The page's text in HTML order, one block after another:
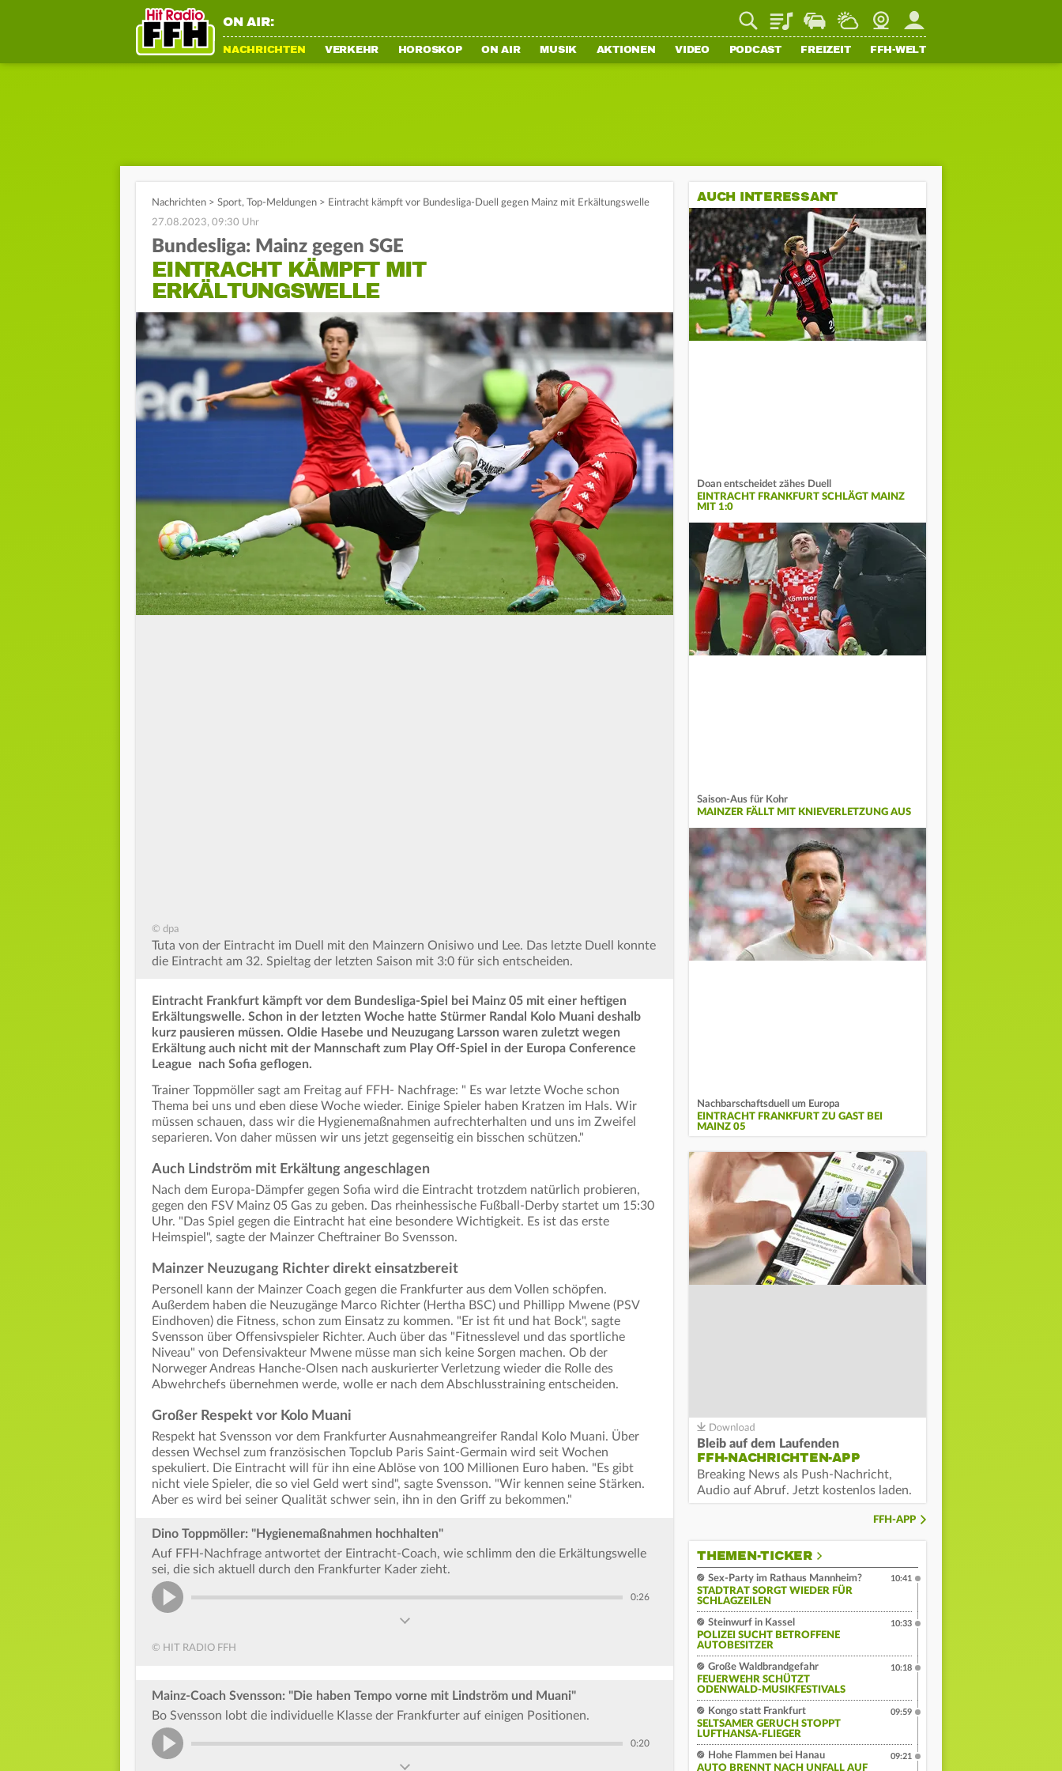
ON AIR: PlaylistStaupilotWetterWebcamMein FFH
NACHRICHTEN VERKEHR HOROSKOP ON AIR MUSIK AKTIONEN VIDEO PODCAST FREIZEIT FFH-WELT
Nachrichten > Sport, Top-Meldungen > Eintracht kämpft vor Bundesliga-Duell gegen Mainz mit Erkältungswelle
27.08.2023, 09:30 Uhr
Bundesliga: Mainz gegen SGE
EINTRACHT KÄMPFT MIT
ERKÄLTUNGSWELLE
© dpa
Tuta von der Eintracht im Duell mit den Mainzern Onisiwo und Lee. Das letzte Duell konnte
die Eintracht am 32. Spieltag der letzten Saison mit 3:0 für sich entscheiden.
Eintracht Frankfurt kämpft vor dem Bundesliga-Spiel bei Mainz 05 mit einer heftigen
Erkältungswelle. Schon in der letzten Woche hatte Stürmer Randal Kolo Muani deshalb
kurz pausieren müssen. Oldie Hasebe und Neuzugang Larsson waren zuletzt wegen
Erkältung auch nicht mit der Mannschaft zum Play Off-Spiel in der Europa Conference
League nach Sofia geflogen.
Trainer Toppmöller sagt am Freitag auf FFH- Nachfrage: " Es war letzte Woche schon
Thema bei uns und eben diese Woche wieder. Einige Spieler haben Kratzen im Hals. Wir
müssen schauen, dass wir die Hygienemaßnahmen aufrechterhalten und uns im Zweifel
separieren. Von daher müssen wir uns jetzt gegenseitig ein bisschen schützen."
Auch Lindström mit Erkältung angeschlagen
Nach dem Europa-Dämpfer gegen Sofia wird die Eintracht trotzdem natürlich probieren,
gegen den FSV Mainz 05 Gas zu geben. Das rheinhessische Fußball-Derby startet um 15:30
Uhr. "Das Spiel gegen die Eintracht hat eine besondere Wichtigkeit. Es ist das erste
Heimspiel", sagte der Mainzer Cheftrainer Bo Svensson.
Mainzer Neuzugang Richter direkt einsatzbereit
Personell kann der Mainzer Coach gegen die Frankfurter aus dem Vollen schöpfen.
Außerdem haben die Neuzugänge Marco Richter (Hertha BSC) und Phillipp Mwene (PSV
Eindhoven) die Fitness, schon zum Einsatz zu kommen. "Er ist fit und hat Bock", sagte
Svensson über Offensivspieler Richter. Auch über das "Fitnesslevel und das sportliche
Niveau" von Defensivakteur Mwene müsse man sich keine Sorgen machen. Ob der
Norweger Andreas Hanche-Olsen nach auskurierter Verletzung wieder die Rolle des
Abwehrchefs übernehmen werde, wolle er nach dem Abschlusstraining entscheiden.
Großer Respekt vor Kolo Muani
Respekt hat Svensson vor dem Frankfurter Ausnahmeangreifer Randal Kolo Muani. Über
dessen Wechsel zum französischen Topclub Paris Saint-Germain wird seit Wochen
spekuliert. Die Eintracht will für ihn eine Ablöse von 100 Millionen Euro haben. "Es gibt
nicht viele Spieler, die so viel Geld wert sind", sagte Svensson. "Wir kennen seine Stärken.
Aber es wird bei seiner Qualität schwer sein, ihn in den Griff zu bekommen."
Dino Toppmöller: "Hygienemaßnahmen hochhalten"
Auf FFH-Nachfrage antwortet der Eintracht-Coach, wie schlimm den die Erkältungswelle
sei, die sich aktuell durch den Frankfurter Kader zieht.
0:26
© HIT RADIO FFH
Mainz-Coach Svensson: "Die haben Tempo vorne mit Lindström und Muani"
Bo Svensson lobt die individuelle Klasse der Frankfurter auf einigen Positionen.
0:20
AUCH INTERESSANT
Doan entscheidet zähes Duell
EINTRACHT FRANKFURT SCHLÄGT MAINZ
MIT 1:0
Saison-Aus für Kohr
MAINZER FÄLLT MIT KNIEVERLETZUNG AUS
Nachbarschaftsduell um Europa
EINTRACHT FRANKFURT ZU GAST BEI
MAINZ 05
Bleib auf dem Laufenden
FFH-NACHRICHTEN-APP
Breaking News als Push-Nachricht,
Audio auf Abruf. Jetzt kostenlos laden.
FFH-APP
THEMEN-TICKER
Sex-Party im Rathaus Mannheim?
STADTRAT SORGT WIEDER FÜR
SCHLAGZEILEN
10:41
Steinwurf in Kassel
POLIZEI SUCHT BETROFFENE
AUTOBESITZER
10:33
Große Waldbrandgefahr
FEUERWEHR SCHÜTZT
ODENWALD-MUSIKFESTIVALS
10:18
Kongo statt Frankfurt
SELTSAMER GERUCH STOPPT
LUFTHANSA-FLIEGER
09:59
Hohe Flammen bei Hanau
AUTO BRENNT NACH UNFALL AUF
09:21